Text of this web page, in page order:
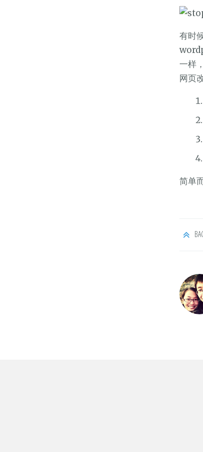
有时
一样
网页
简单